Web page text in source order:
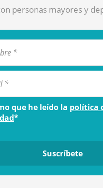
personas mayores y
que he leído la política
*